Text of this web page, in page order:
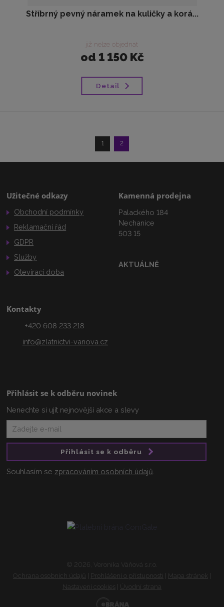
Stříbrný pevný náramek na kuličky a korá...
již nelze objednat
od 1 150 Kč
Detail
1 2
Užitečné odkazy
Obchodní podmínky
Reklamační řád
GDPR
Služby
Otevírací doba
Kamenná prodejna
Palackého 184
Nechanice
503 15
AKTUÁLNĚ
Kontakty
+420 608 233 218
info@zlatnictvi-vanova.cz
Přihlásit se k odběru novinek
Nenechte si ujít nejnovější akce a slevy
Přihlásit se k odběru
Souhlasím se zpracováním osobních údajů
© 2026, Veronika Váňová s.r.o.
Ochrana osobních údajů
Prohlášení o přístupnosti Mapa stránek
Nastavení cookies
Úvodní strana